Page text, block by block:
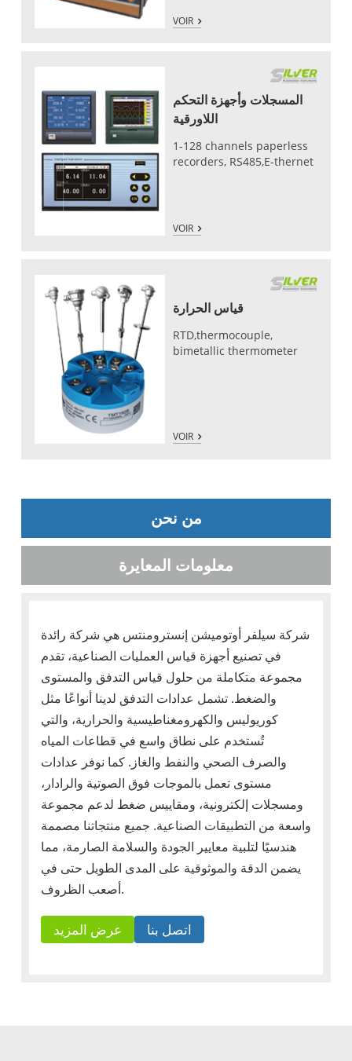
VOIR
المسجلات وأجهزة التحكم
اللاورقية
1-128 channels paperless
recorders, RS485,E-thernet
VOIR
قياس الحرارة
RTD,thermocouple,
bimetallic thermometer
VOIR
من نحن
معلومات المعايرة
شركة سيلفر أوتوميشن إنسترومنتس هي شركة رائدة
في تصنيع أجهزة قياس العمليات الصناعية، تقدم
مجموعة متكاملة من حلول قياس التدفق والمستوى
والضغط. تشمل عدادات التدفق لدينا أنواعًا مثل
كوريوليس والكهرومغناطيسية والحرارية، والتي
تُستخدم على نطاق واسع في قطاعات المياه
والصرف الصحي والنفط والغاز. كما نوفر عدادات
مستوى تعمل بالموجات فوق الصوتية والرادار،
ومسجلات إلكترونية، ومقاييس ضغط لدعم مجموعة
واسعة من التطبيقات الصناعية. جميع منتجاتنا مصممة
هندسيًا لتلبية معايير الجودة والسلامة الصارمة، مما
يضمن الدقة والموثوقية على المدى الطويل حتى في
أصعب الظروف.
عرض المزيد اتصل بنا